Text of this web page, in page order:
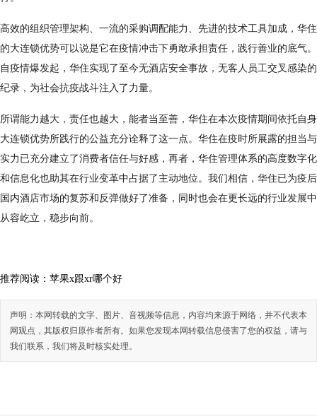
高效的组织管理架构、一流的采购调配能力、先进的技术工具加成，华住
的大连锁优势可以说是它在疫情冲击下勇敢承担责任，践行善业的底气。
自疫情爆发起，华住实现了至今无酒店安全事故，无客人员工交叉感染的
纪录，为社会抗疫战斗注入了力量。
所谓能力越大，责任也越大，能者当至善，华住在本次疫情期间依托自身
大连锁优势所践行的公益充分诠释了这一点。华住在疫时所展露的担当与
实力已充分建立了消费者信任与好感，再者，华住管理体系的高度数字化
和信息化也助其在行业变革中占据了主动地位。我们相信，华住已为疫后
国内酒店市场的复苏和反弹做好了准备，同时也会在更长远的行业发展中
从容屹立，稳步向前。
推荐阅读： 苹果x跟xr哪个好
声明：本网转载的文字、图片、音视频等信息，内容均来源于网络，并不代表本
网观点，其版权归原作者所有。如果您发现本网转载信息侵害了您的权益，请与
我们联系，我们将及时核实处理。